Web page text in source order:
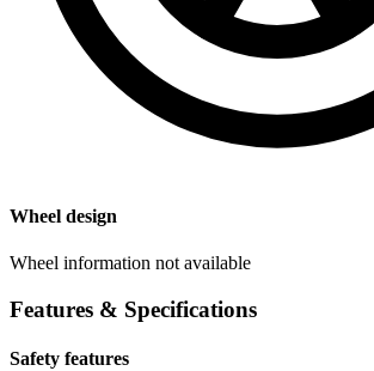
Wheel design
Wheel information not available
Features & Specifications
Safety features